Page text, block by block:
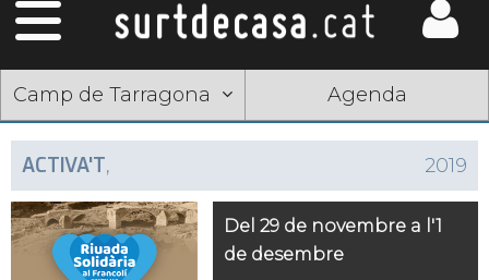
Camp de Tarragona Agenda
ACTIVA'T, 2019
Del 29 de novembre a l'1
de desembre